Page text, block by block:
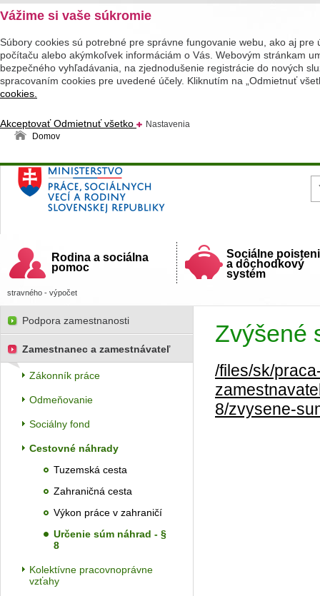
Vážime si vaše súkromie
Súbory cookies sú potrebné pre správne fungovanie webu, ako aj
počítaču alebo akýmkoľvek informáciám o Vás. Webovým stránkam
bezpečného vyhľadávania, na zjednodušenie registrácie do nových
spracovaním cookies pre uvedené účely. Kliknutím na „Odmietnuť
cookies.
AkceptovaťOdmietnuť všetko
Nastavenia
Domov
Ministerstvo práce, sociálnych vecí a rodiny
Slovenskej republiky
Rodina a sociálna
pomoc
Sociálne
a dôchodkový
systém
stravného - výpočet
Zvýšené
/files/sk/
8/zvysene-
Podpora zamestnanosti
Zamestnanec a zamestnávateľ
Zákonník práce
Odmeňovanie
Sociálny fond
Cestovné náhrady
Tuzemská cesta
Zahraničná cesta
Výkon práce v zahraničí
Určenie súm náhrad - §
8
Kolektívne pracovnoprávne
vzťahy